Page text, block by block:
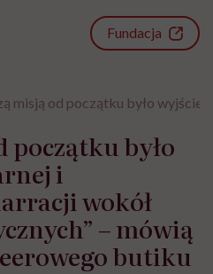
Fundacja
misją od początku było
początku było
i
wokół
– mówią
butiku